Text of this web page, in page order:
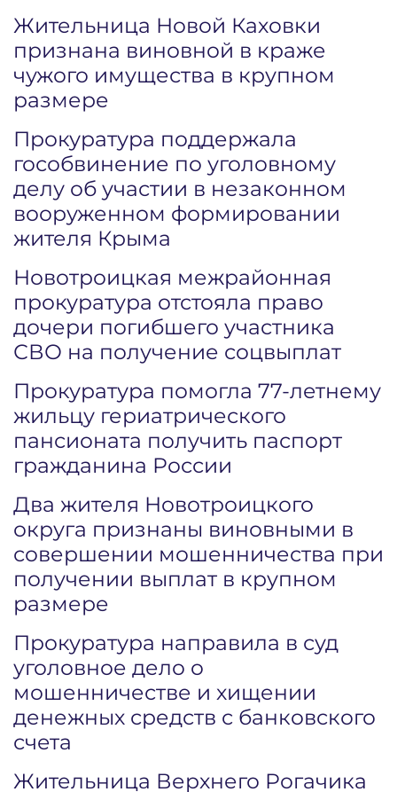
Жительница Новой Каховки
признана виновной в краже
чужого имущества в крупном
размере
Прокуратура поддержала
гособвинение по уголовному
делу об участии в незаконном
вооруженном формировании
жителя Крыма
Новотроицкая межрайонная
прокуратура отстояла право
дочери погибшего участника
СВО на получение соцвыплат
Прокуратура помогла 77-летнему
жильцу гериатрического
пансионата получить паспорт
гражданина России
Два жителя Новотроицкого
округа признаны виновными в
совершении мошенничества при
получении выплат в крупном
размере
Прокуратура направила в суд
уголовное дело о
мошенничестве и хищении
денежных средств с банковского
счета
Жительница Верхнего Рогачика